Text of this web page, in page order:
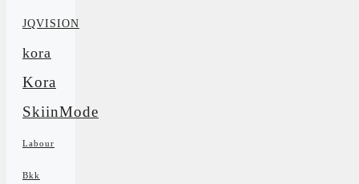
JQVISION
kora
Kora
SkiinMode
Labour
Bkk